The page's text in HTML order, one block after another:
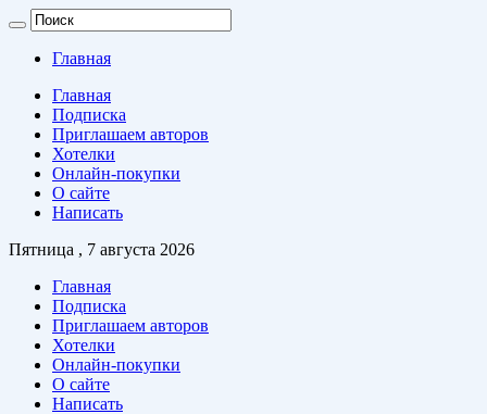
Главная
Главная
Подписка
Приглашаем авторов
Хотелки
Онлайн-покупки
О сайте
Написать
Пятница , 7 августа 2026
Главная
Подписка
Приглашаем авторов
Хотелки
Онлайн-покупки
О сайте
Написать